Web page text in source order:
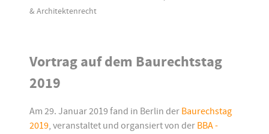
& Architektenrecht
Vortrag auf dem Baurechtstag
2019
Am 29. Januar 2019 fand in Berlin der Baurechstag
2019, veranstaltet und organsiert von der BBA -